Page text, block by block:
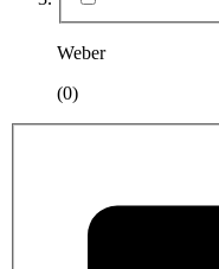
Weber
(0)